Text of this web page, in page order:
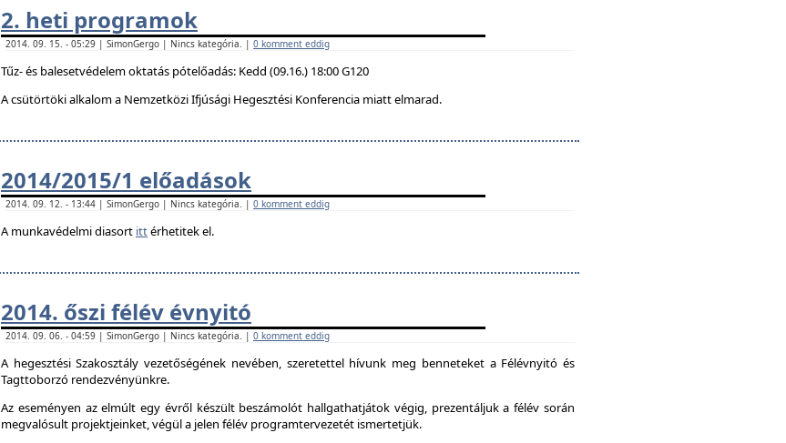
2. heti programok
2014. 09. 15. - 05:29 | SimonGergo | Nincs kategória. | 0 komment eddig
Tűz- és balesetvédelem oktatás pótelőadás: Kedd (09.16.) 18:00 G120
A csütörtöki alkalom a Nemzetközi Ifjúsági Hegesztési Konferencia miatt elmarad.
2014/2015/1 előadások
2014. 09. 12. - 13:44 | SimonGergo | Nincs kategória. | 0 komment eddig
A munkavédelmi diasort ittérhetitek el.
2014. őszi félév évnyitó
2014. 09. 06. - 04:59 | SimonGergo | Nincs kategória. | 0 komment eddig
A hegesztési Szakosztály vezetőségének nevében, szeretettel hívunk meg benneteket a Félévnyitó és
Tagttoborzó rendezvényünkre.
Az eseményen az elmúlt egy évről készült beszámolót hallgathatjátok végig, prezentáljuk a félév során
megvalósult projektjeinket, végül a jelen félév programtervezetét ismertetjük.